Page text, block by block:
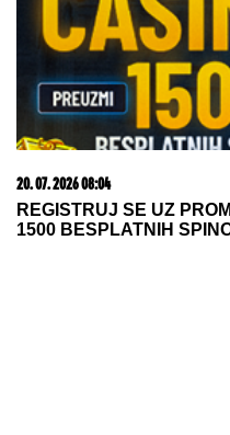
20. 07. 2026 08:04
REGISTRUJ SE UZ
1500 BESPLATNIH